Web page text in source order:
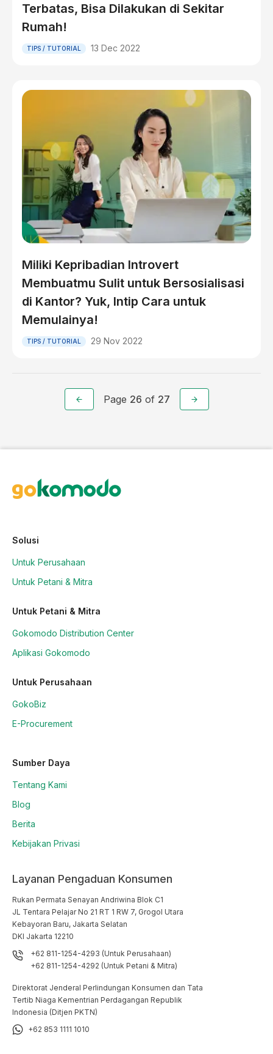
Terbatas, Bisa Dilakukan di Sekitar
Rumah!
TIPS / TUTORIAL 13 Dec 2022
Miliki Kepribadian Introvert
Membuatmu Sulit untuk Bersosialisasi
di Kantor? Yuk, Intip Cara untuk
Memulainya!
TIPS / TUTORIAL 29 Nov 2022
Page 26 of 27
Solusi
Untuk Perusahaan
Untuk Petani & Mitra
Untuk Petani & Mitra
Gokomodo Distribution Center
Aplikasi Gokomodo
Untuk Perusahaan
GokoBiz
E-Procurement
Sumber Daya
Tentang Kami
Blog
Berita
Kebijakan Privasi
Layanan Pengaduan Konsumen
Rukan Permata Senayan Andriwina Blok C1
JL Tentara Pelajar No 21 RT 1 RW 7, Grogol Utara
Kebayoran Baru, Jakarta Selatan
DKI Jakarta 12210
+62 811-1254-4293 (Untuk Perusahaan)
+62 811-1254-4292 (Untuk Petani & Mitra)
Direktorat Jenderal Perlindungan Konsumen dan Tata
Tertib Niaga Kementrian Perdagangan Republik
Indonesia (Ditjen PKTN)
+62 853 1111 1010